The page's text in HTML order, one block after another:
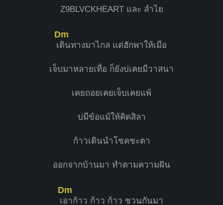
Z9BLVCKHEART และ ลำไย
เ
Dm
ดินทางมาไกล แต่ฮักพาให้เมือ
เจ็บมาหลายเทื่อ ก็ยังบ่เคยมีวาสนา
เคยถอยเคยเจ็บเคยแพ้
บ่มีข้อแม้ให้คิดสิลา
ก้าวเดินนำโชคชะตา
ออกจากบ้านมา ทำตามความฝัน
เ
Dm
อาก้าว ก้าว ก้าว ชวนกันมา